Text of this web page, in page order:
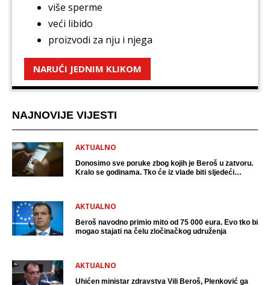
više sperme
veći libido
proizvodi za nju i njega
NARUĆI JEDNIM KLIKOM
NAJNOVIJE VIJESTI
AKTUALNO
Donosimo sve poruke zbog kojih je Beroš u zatvoru.
Kralo se godinama. Tko će iz vlade biti sljedeći
AKTUALNO
Beroš navodno primio mito od 75 000 eura. Evo tko bi
mogao stajati na čelu zločinačkog udruženja
AKTUALNO
Uhićen ministar zdravstva Vili Beroš, Plenković ga